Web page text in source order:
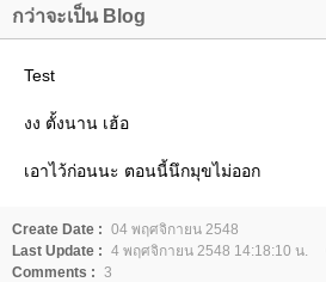
กว่าจะเป็น Blog
Test
งง ตั้งนาน เฮ้อ
เอาไว้ก่อนนะ ตอนนี้นึกมุขไม่ออก
Create Date : 04 พฤศจิกายน 2548
Last Update : 4 พฤศจิกายน 2548 14:18:10 น.
Comments : 3